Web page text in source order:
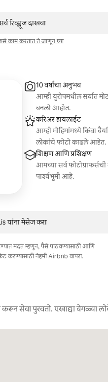
रिव्ह्यूज दाखवा
काम करतात ते जाणून घ्या
10 वर्षांचा अनुभव
आम्ही युरोपमधील सर्वात
बनलो आहोत.
करिअर हायलाईट
आम्ही मोहिमांमध्ये किंवा
लोकांचे फोटो काढले आहेत.
शिक्षण आणि प्रशिक्षण
आमच्या सर्व
पार्श्वभूमी आहे.
यांना मेसेज करा
मदत म्हणून, पैसे पाठवण्यासाठी आणि
करण्यासाठी नेहमी Airbnb वापरा.
सेवा पुरवतो. एखाद्या वेगळ्या